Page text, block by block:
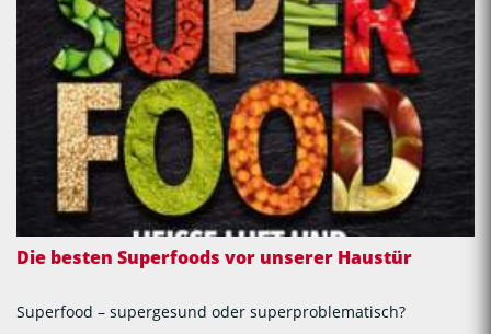
Die besten Superfoods vor unserer Haustür
Superfood – supergesund oder superproblematisch?